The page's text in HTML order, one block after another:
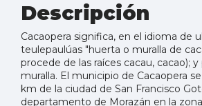
Descripción
Cacaopera significa, en el idioma de
teulepaulúas "huerta o muralla de
procede de las raíces cacau, cacao);
muralla. El municipio de Cacaopera
km de la ciudad de San Francisco
departamento de Morazán en la